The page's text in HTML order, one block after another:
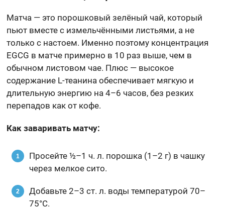
Матча — это порошковый зелёный чай, который
пьют вместе с измельчёнными листьями, а не
только с настоем. Именно поэтому концентрация
EGCG в матче примерно в 10 раз выше, чем в
обычном листовом чае. Плюс — высокое
содержание L-теанина обеспечивает мягкую и
длительную энергию на 4–6 часов, без резких
перепадов как от кофе.
Как заваривать матчу:
Просейте ½–1 ч. л. порошка (1–2 г) в чашку
через мелкое сито.
Добавьте 2–3 ст. л. воды температурой 70–
75°C.